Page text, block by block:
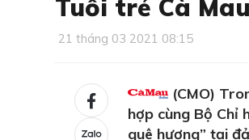
Tuổi trẻ Cà
21 tháng 03 2021 08:15
(CMO)
hợp cùng Bộ Chỉ
quê hương” tại